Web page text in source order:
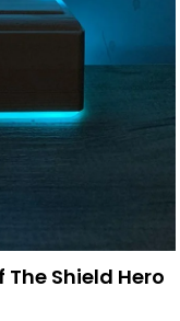
Shield Hero